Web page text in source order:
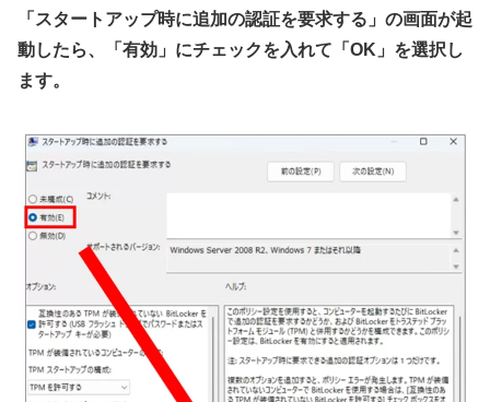
「スタートアップ時に追加の認証を要求する」の画面が起
動したら、「有効」にチェックを入れて「OK」を選択し
ます。